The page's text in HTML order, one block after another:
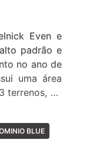
Even e
padrão e
no ano de
uma área
terrenos, de
vivenciar
estilo.
BLUE